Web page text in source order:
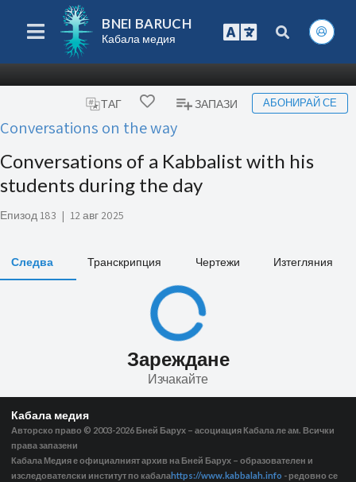
BNEI BARUCH
Кабала медия
ТАГ ЗАПАЗИ АБОНИРАЙ СЕ
Conversations on the way
Conversations of a Kabbalist with his
students during the day
Епизод 183 | 12 авг 2025
Следва Транскрипция Чертежи Изтегляния
Зареждане
Изчакайте
Кабала медия
Авторско право © 2003-2026 Бней Барух – асоциация Кабала ле ам. Всички
права запазени
Кабала Медия е официалният архив на Бней Барух – образователен и
изследователски институт по кабалаhttps://www.kabbalah.info - редовно се